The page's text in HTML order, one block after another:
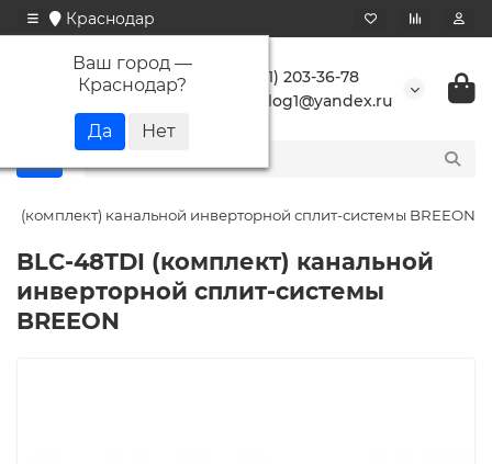
Краснодар
Ваш город —
Краснодар?
+7 (861) 203-36-78
buranlog1@yandex.ru
(комплект) канальной инверторной сплит-системы BREEON
BLC-48TDI (комплект) канальной
инверторной сплит-системы
BREEON